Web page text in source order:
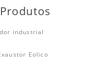
industrial
Eolico